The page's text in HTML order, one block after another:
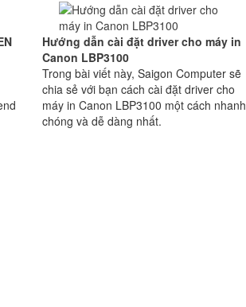
Hướng dẫn cài đặt driver cho máy in
Canon LBP3100
Trong bài viết này, Saigon Computer sẽ
chia sẻ với bạn cách cài đặt driver cho
máy in Canon LBP3100 một cách nhanh
chóng và dễ dàng nhất.